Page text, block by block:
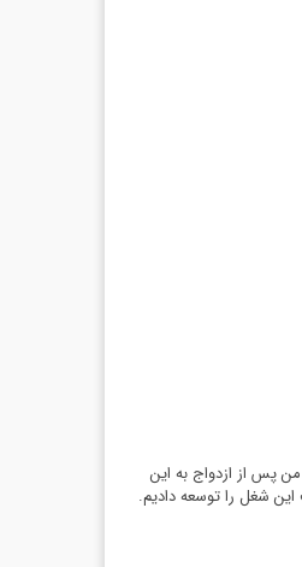
پس از ازدواج به این
شغل را توسعه دادیم.